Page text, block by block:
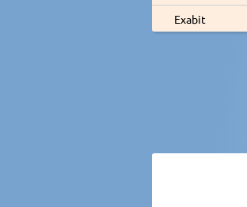
Exabit